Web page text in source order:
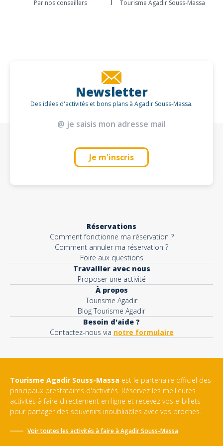
Par nos conseillers Tourisme Agadir Souss-Massa
Newsletter
Des idées d'activités et bons plans à Agadir Souss-Massa.
Je m'inscris
Réservations
Comment fonctionne ma réservation ?
Comment annuler ma réservation ?
Foire aux questions
Travailler avec nous
Proposer une activité
À propos
Tourisme Agadir
Blog Tourisme Agadir
Besoin d'aide ?
Contactez-nous via notre formulaire
Tourisme Agadir Souss-Massa est le partenaire officiel des
principaux prestataires d'activités. Réservez les meilleures
activités à faire directement en ligne et recevez vos e-billets
pour partager des souvenirs inoubliables avec vos proches.
Voir toutes les activités à faire àAgadir Souss-Massa